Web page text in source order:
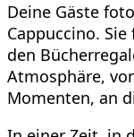
Deine Gäste
Cappuccino.
den
Atmosphäre,
Momenten, an